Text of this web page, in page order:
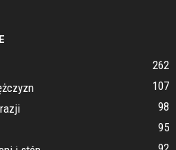
262
107
98
95